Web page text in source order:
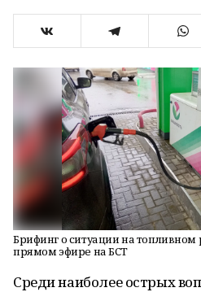
Брифинг о ситуации на топливном
прямом эфире на БСТ
Среди наиболее острых